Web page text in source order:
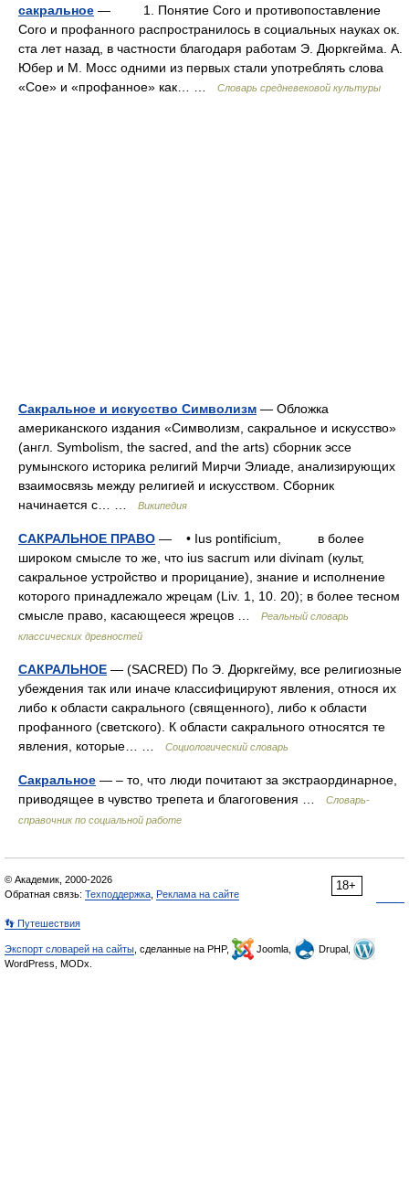
сакральное — 1. Понятие Coro и противопоставление
Coro и профанного распространилось в социальных науках ок.
ста лет назад, в частности благодаря работам Э. Дюркгейма. А.
Юбер и М. Мосс одними из первых стали употреблять слова
«Сое» и «профанное» как… …
Словарь средневековой культуры
Сакральное и искусство Символизм — Обложка
американского издания «Символизм, сакральное и искусство»
(англ. Symbolism, the sacred, and the arts) сборник эссе
румынского историка религий Мирчи Элиаде, анализирующих
взаимосвязь между религией и искусством. Сборник
начинается с… …
Википедия
САКРАЛЬНОЕ ПРАВО — • Ius pontificium, в более
широком смысле то же, что ius sacrum или divinam (культ,
сакральное устройство и прорицание), знание и исполнение
которого принадлежало жрецам (Liv. 1, 10. 20); в более тесном
смысле право, касающееся жрецов …
Реальный словарь
классических древностей
САКРАЛЬНОЕ — (SACRED) По Э. Дюркгейму, все религиозные
убеждения так или иначе классифицируют явления, относя их
либо к области сакрального (священного), либо к области
профанного (светского). К области сакрального относятся те
явления, которые… …
Социологический словарь
Сакральное — – то, что люди почитают за экстраординарное,
приводящее в чувство трепета и благоговения …
Словарь-
справочник по социальной работе
18+
© Академик, 2000-2026
Обратная связь: Техподдержка Реклама на сайте
👣 Путешествия
Экспорт словарей на сайты , сделанные на PHP, Joomla,
Drupal,
WordPress, MODx.